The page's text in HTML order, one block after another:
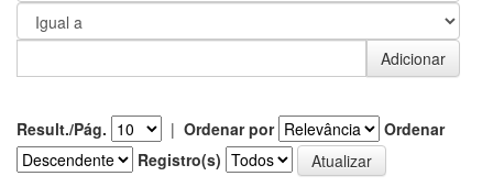
Result./Pág. | Ordenar por
Ordenar
Registro(s)